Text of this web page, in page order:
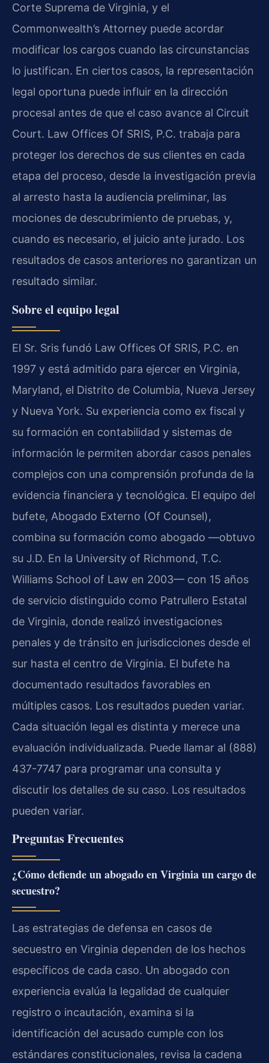
Corte Suprema de Virginia, y el
Commonwealth’s Attorney puede acordar
modificar los cargos cuando las circunstancias
lo justifican. En ciertos casos, la representación
legal oportuna puede influir en la dirección
procesal antes de que el caso avance al Circuit
Court. Law Offices Of SRIS, P.C. trabaja para
proteger los derechos de sus clientes en cada
etapa del proceso, desde la investigación previa
al arresto hasta la audiencia preliminar, las
mociones de descubrimiento de pruebas, y,
cuando es necesario, el juicio ante jurado. Los
resultados de casos anteriores no garantizan un
resultado similar.
Sobre el equipo legal
El Sr. Sris fundó Law Offices Of SRIS, P.C. en
1997 y está admitido para ejercer en Virginia,
Maryland, el Distrito de Columbia, Nueva Jersey
y Nueva York. Su experiencia como ex fiscal y
su formación en contabilidad y sistemas de
información le permiten abordar casos penales
complejos con una comprensión profunda de la
evidencia financiera y tecnológica. El equipo del
bufete, Abogado Externo (Of Counsel),
combina su formación como abogado —obtuvo
su J.D. En la University of Richmond, T.C.
Williams School of Law en 2003— con 15 años
de servicio distinguido como Patrullero Estatal
de Virginia, donde realizó investigaciones
penales y de tránsito en jurisdicciones desde el
sur hasta el centro de Virginia. El bufete ha
documentado resultados favorables en
múltiples casos. Los resultados pueden variar.
Cada situación legal es distinta y merece una
evaluación individualizada. Puede llamar al (888)
437-7747 para programar una consulta y
discutir los detalles de su caso. Los resultados
pueden variar.
Preguntas Frecuentes
¿Cómo defiende un abogado en Virginia un cargo de
secuestro?
Las estrategias de defensa en casos de
secuestro en Virginia dependen de los hechos
específicos de cada caso. Un abogado con
experiencia evalúa la legalidad de cualquier
registro o incautación, examina si la
identificación del acusado cumple con los
estándares constitucionales, revisa la cadena